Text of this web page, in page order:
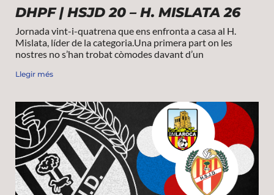
DHPF | HSJD 20 – H. MISLATA 26
Jornada vint-i-quatrena que ens enfronta a casa al H.
Mislata, líder de la categoria.Una primera part on les
nostres no s’han trobat còmodes davant d’un
Llegir més